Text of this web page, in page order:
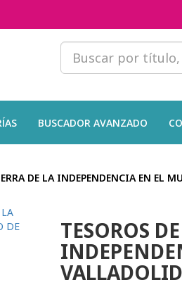
BUSCADOR AVANZADO
DE LA INDEPENDENCIA EN EL
TESOROS
VALLADOLID